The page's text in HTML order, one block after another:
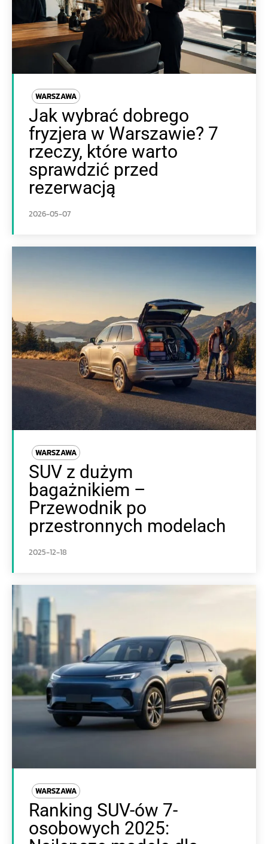
WARSZAWA
Jak wybrać dobrego
fryzjera w Warszawie? 7
rzeczy, które warto
sprawdzić przed
rezerwacją
2026-05-07
WARSZAWA
SUV z dużym
bagażnikiem –
Przewodnik po
przestronnych modelach
2025-12-18
WARSZAWA
Ranking SUV-ów 7-
osobowych 2025: